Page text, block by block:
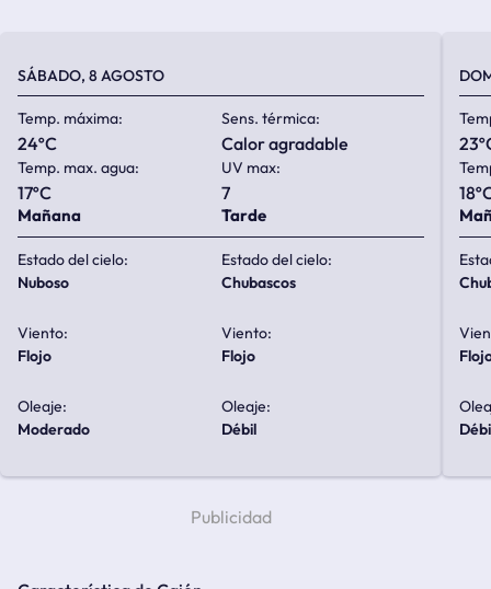
SÁBADO, 8 AGOSTO
Temp. máxima:
24ºC
Sens. térmica:
calor agradable
Temp. max. agua:
17ºC
UV max:
7
Mañana
Estado del cielo:
nuboso
Viento:
flojo
Oleaje:
moderado
Tarde
Estado del cielo:
chubascos
Viento:
flojo
Oleaje:
débil